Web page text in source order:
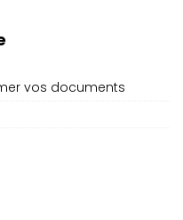
vos documents